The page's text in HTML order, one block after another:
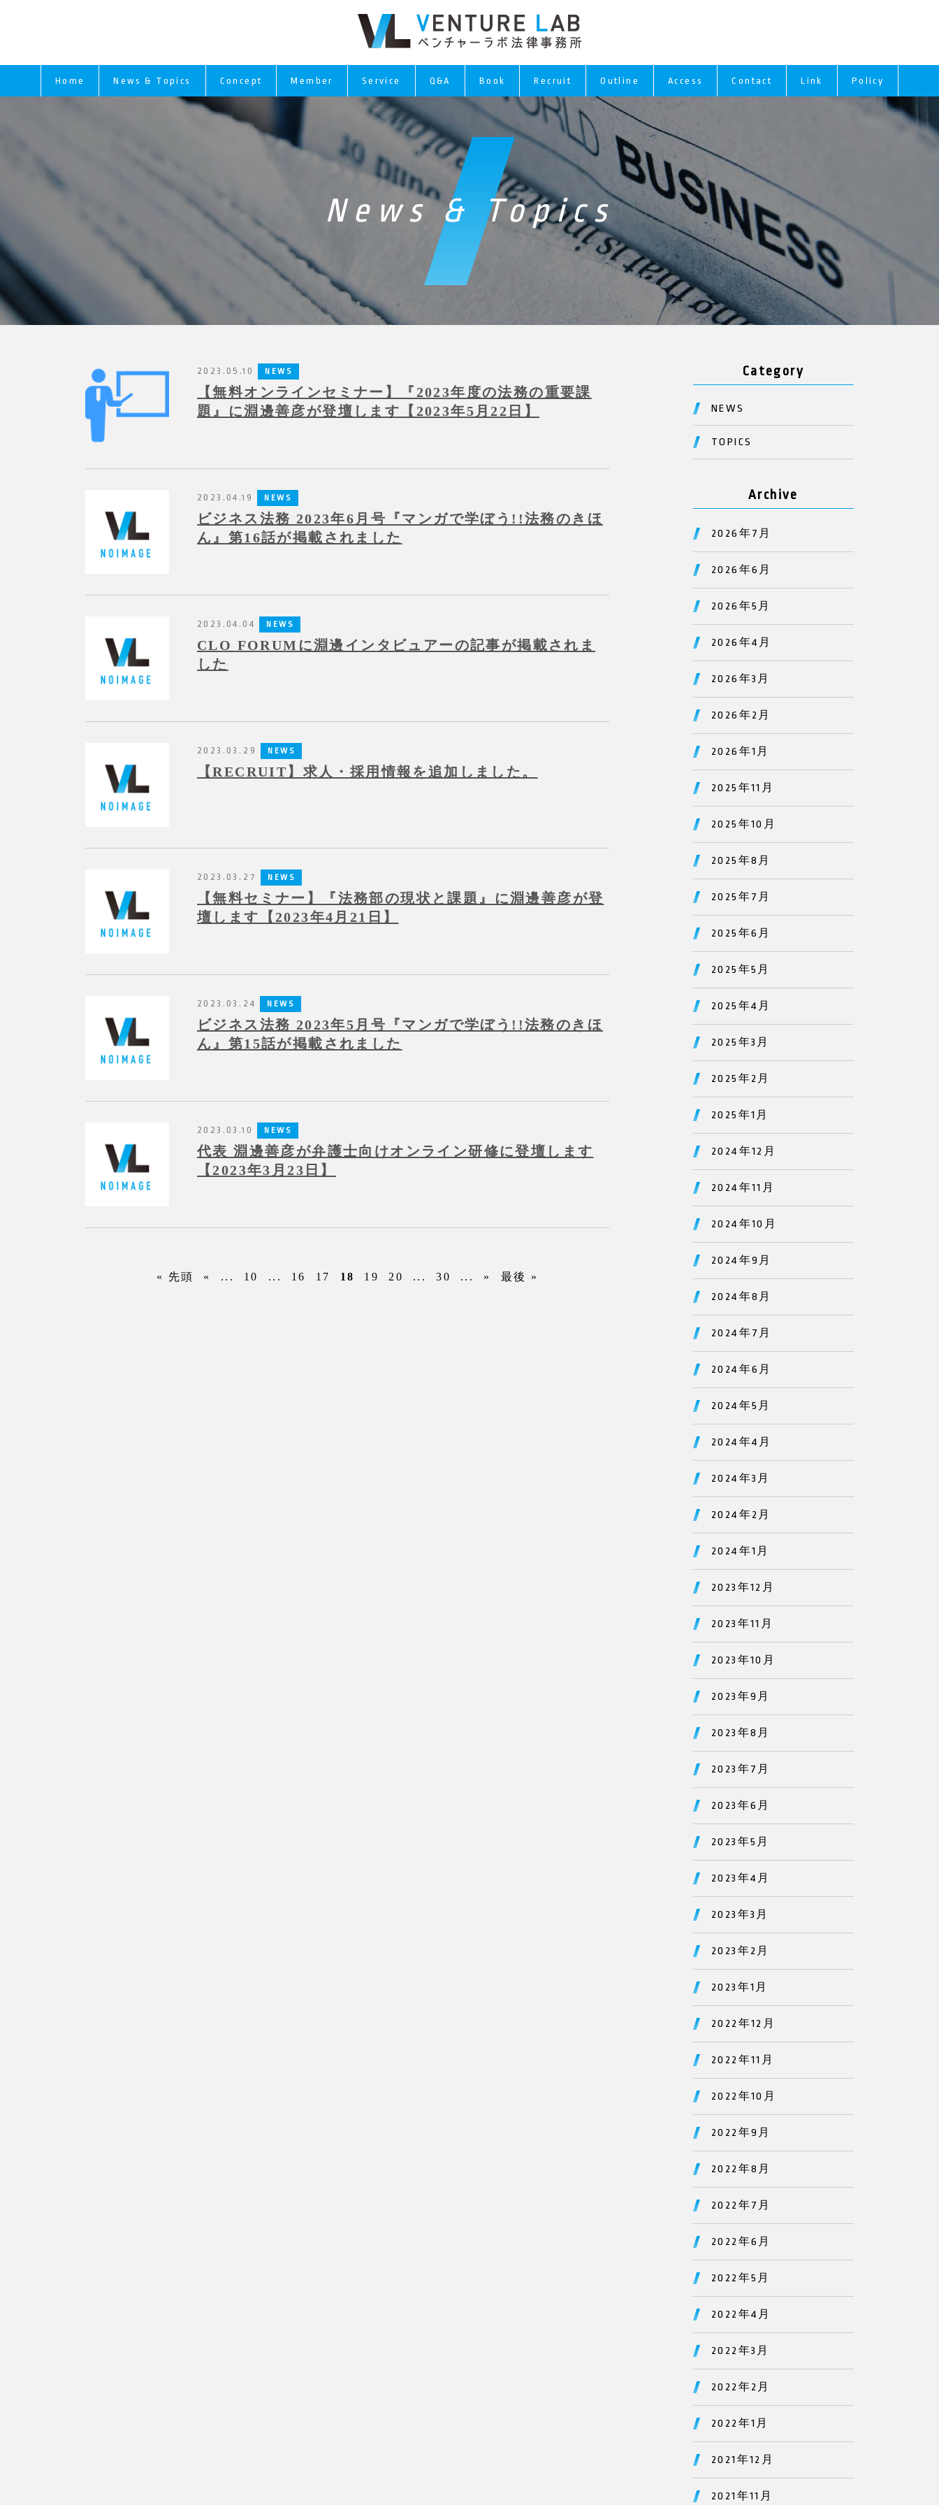
Home News & Topics Concept Member Service Q&A Book Recruit Outline Access Contact Link Policy
News & Topics
2023.05.10 NEWS
【無料オンラインセミナー】『2023年度の法務の重要課
題』に淵邊善彦が登壇します【2023年5月22日】
2023.04.19 NEWS
ビジネス法務 2023年6月号『マンガで学ぼう!!法務のきほ
ん』第16話が掲載されました
2023.04.04 NEWS
CLO FORUMに淵邊インタビュアーの記事が掲載されま
した
2023.03.29 NEWS
【RECRUIT】求人・採用情報を追加しました。
2023.03.27 NEWS
【無料セミナー】『法務部の現状と課題』に淵邊善彦が登
壇します【2023年4月21日】
2023.03.24 NEWS
ビジネス法務 2023年5月号『マンガで学ぼう!!法務のきほ
ん』第15話が掲載されました
2023.03.10 NEWS
代表 淵邊善彦が弁護士向けオンライン研修に登壇します
【2023年3月23日】
« 先頭 « ... 10 ... 16 17 18 19 20 ... 30 ... » 最後 »
Category
NEWS
TOPICS
Archive
2026年7月
2026年6月
2026年5月
2026年4月
2026年3月
2026年2月
2026年1月
2025年11月
2025年10月
2025年8月
2025年7月
2025年6月
2025年5月
2025年4月
2025年3月
2025年2月
2025年1月
2024年12月
2024年11月
2024年10月
2024年9月
2024年8月
2024年7月
2024年6月
2024年5月
2024年4月
2024年3月
2024年2月
2024年1月
2023年12月
2023年11月
2023年10月
2023年9月
2023年8月
2023年7月
2023年6月
2023年5月
2023年4月
2023年3月
2023年2月
2023年1月
2022年12月
2022年11月
2022年10月
2022年9月
2022年8月
2022年7月
2022年6月
2022年5月
2022年4月
2022年3月
2022年2月
2022年1月
2021年12月
2021年11月